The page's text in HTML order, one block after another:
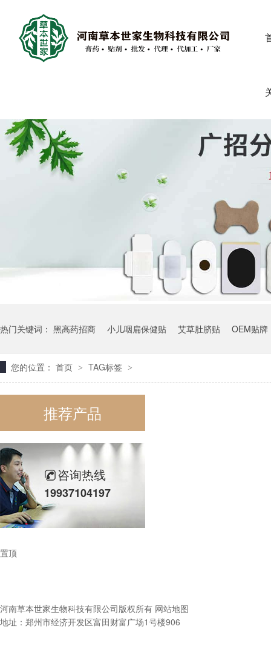
热门关键词： 黑高药招商 小儿咽扁保健贴 艾草肚脐贴 OEM贴牌
您的位置： 首页 > TAG标签 >
推荐产品
咨询热线
19937104197
置顶
河南草本世家生物科技有限公司版权所有 网站地图
地址：郑州市经济开发区富田财富广场1号楼906